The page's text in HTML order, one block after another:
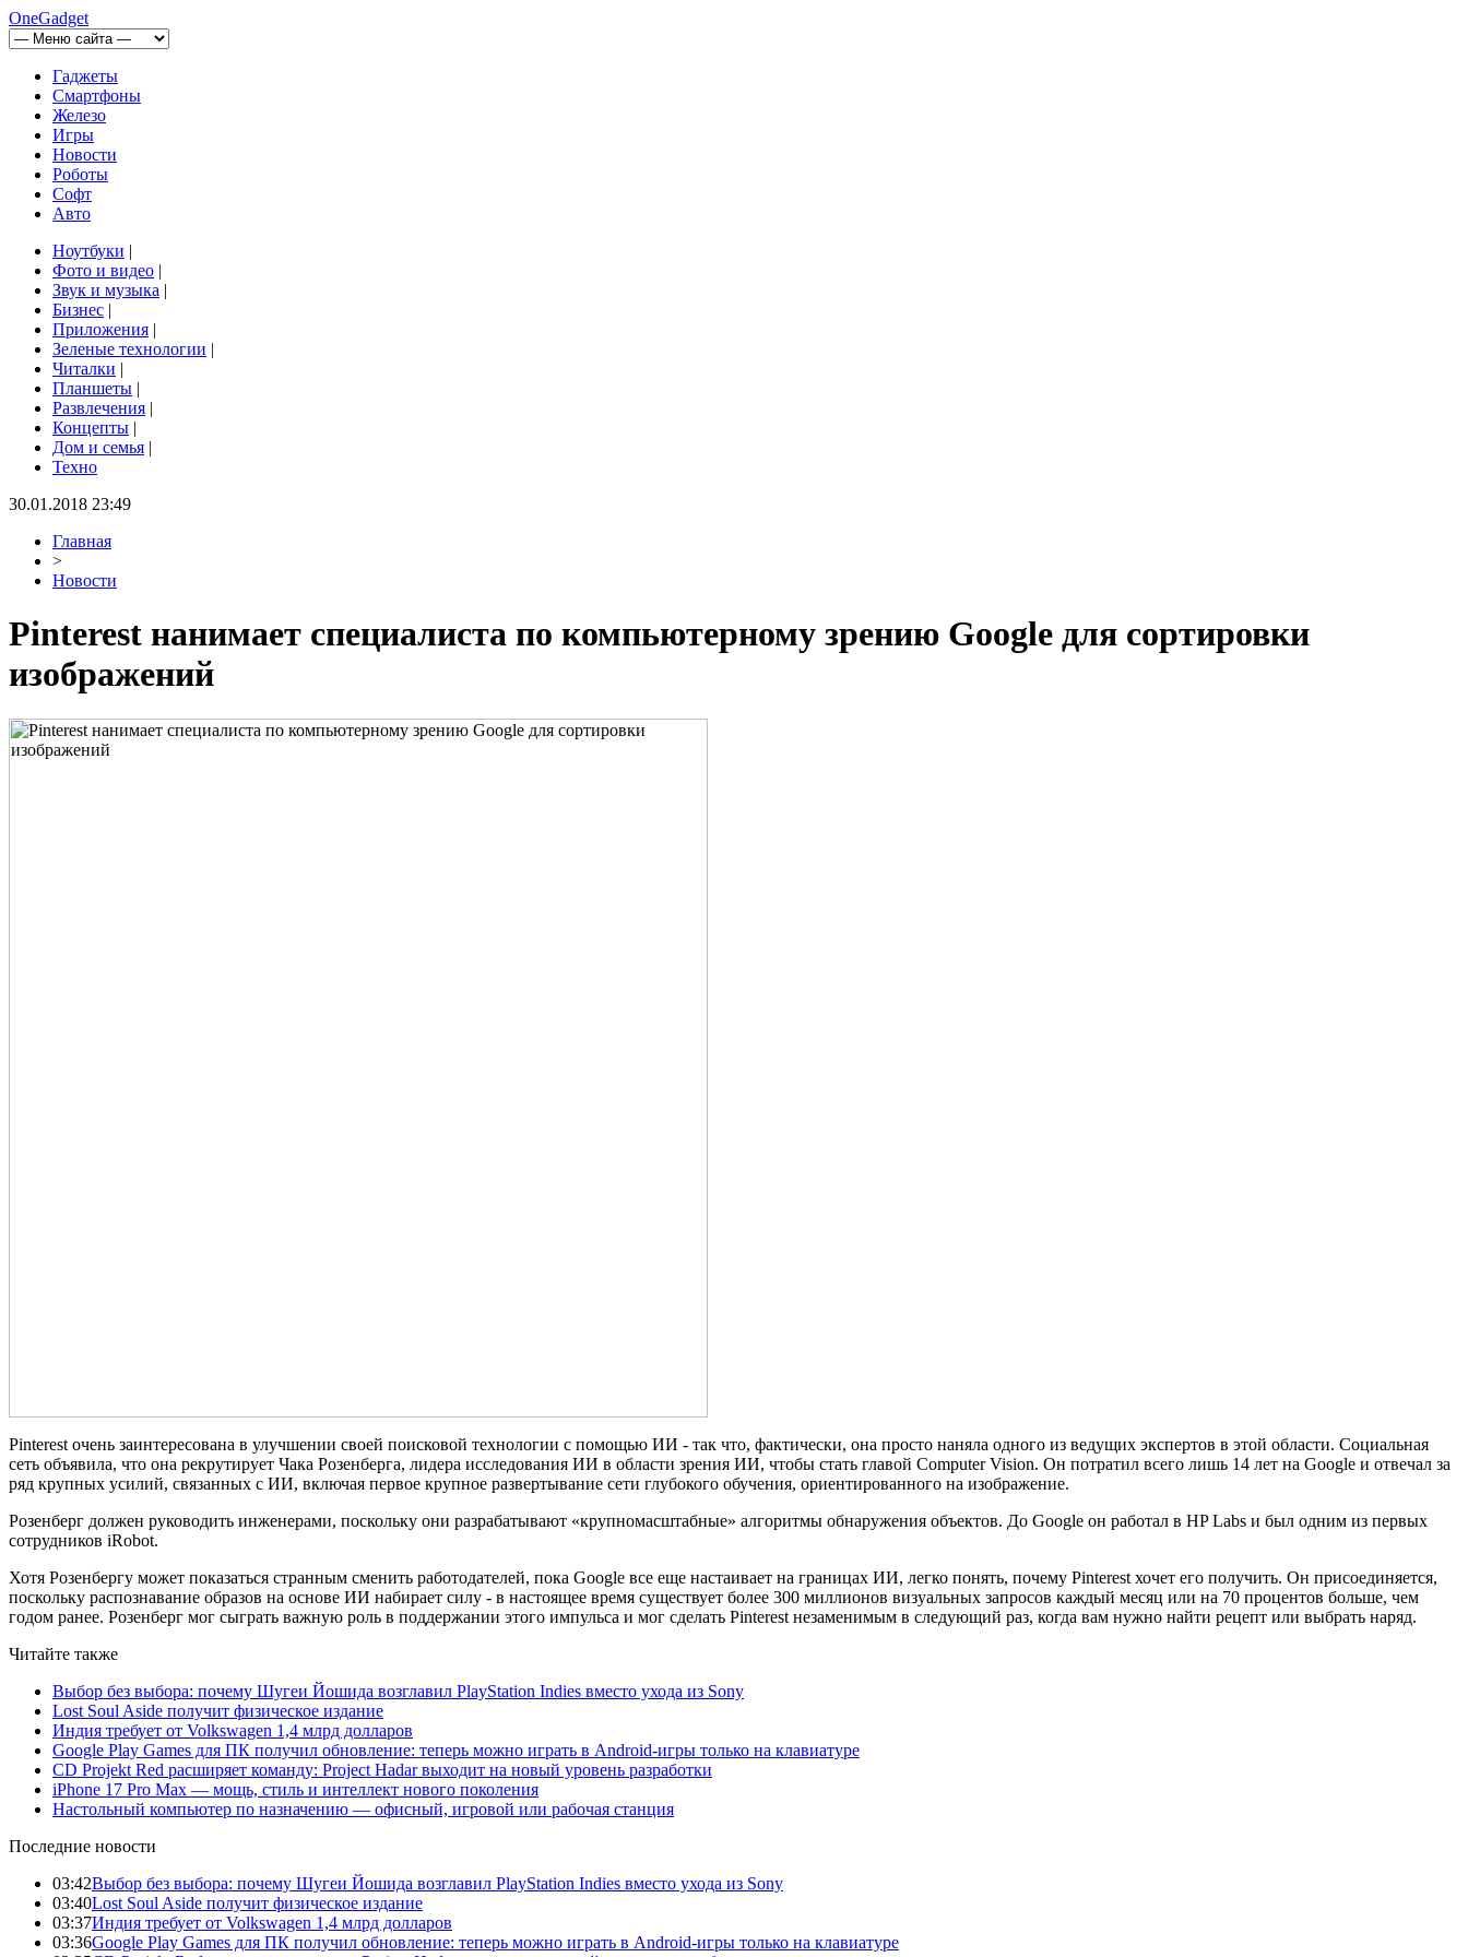
OneGadget
Гаджеты
Смартфоны
Железо
Игры
Новости
Роботы
Софт
Авто
Ноутбуки |
Фото и видео |
Звук и музыка |
Бизнес |
Приложения |
Зеленые технологии |
Читалки |
Планшеты |
Развлечения |
Концепты |
Дом и семья |
Техно
30.01.2018 23:49
Главная
>
Новости
Pinterest нанимает специалиста по компьютерному зрению Google для сортировки
изображений
Pinterest очень заинтересована в улучшении своей поисковой технологии с помощью ИИ - так что, фактически, она просто наняла одного из ведущих экспертов в этой области. Социальная
сеть объявила, что она рекрутирует Чака Розенберга, лидера исследования ИИ в области зрения ИИ, чтобы стать главой Computer Vision. Он потратил всего лишь 14 лет на Google и отвечал за
ряд крупных усилий, связанных с ИИ, включая первое крупное развертывание сети глубокого обучения, ориентированного на изображение.
Розенберг должен руководить инженерами, поскольку они разрабатывают «крупномасштабные» алгоритмы обнаружения объектов. До Google он работал в HP Labs и был одним из первых
сотрудников iRobot.
Хотя Розенбергу может показаться странным сменить работодателей, пока Google все еще настаивает на границах ИИ, легко понять, почему Pinterest хочет его получить. Он присоединяется,
поскольку распознавание образов на основе ИИ набирает силу - в настоящее время существует более 300 миллионов визуальных запросов каждый месяц или на 70 процентов больше, чем
годом ранее. Розенберг мог сыграть важную роль в поддержании этого импульса и мог сделать Pinterest незаменимым в следующий раз, когда вам нужно найти рецепт или выбрать наряд.
Читайте также
Выбор без выбора: почему Шугеи Йошида возглавил PlayStation Indies вместо ухода из Sony
Lost Soul Aside получит физическое издание
Индия требует от Volkswagen 1,4 млрд долларов
Google Play Games для ПК получил обновление: теперь можно играть в Android-игры только на клавиатуре
CD Projekt Red расширяет команду: Project Hadar выходит на новый уровень разработки
iPhone 17 Pro Max — мощь, стиль и интеллект нового поколения
Настольный компьютер по назначению — офисный, игровой или рабочая станция
Последние новости
03:42Выбор без выбора: почему Шугеи Йошида возглавил PlayStation Indies вместо ухода из Sony
03:40Lost Soul Aside получит физическое издание
03:37Индия требует от Volkswagen 1,4 млрд долларов
03:36Google Play Games для ПК получил обновление: теперь можно играть в Android-игры только на клавиатуре